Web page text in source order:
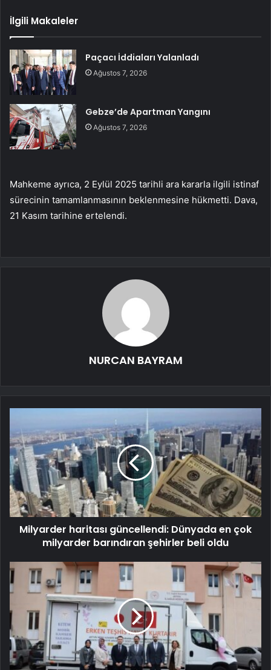
İlgili Makaleler
Paçacı İddiaları Yalanladı
Ağustos 7, 2026
Gebze’de Apartman Yangını
Ağustos 7, 2026
Mahkeme ayrıca, 2 Eylül 2025 tarihli ara kararla ilgili istinaf
sürecinin tamamlanmasının beklenmesine hükmetti. Dava,
21 Kasım tarihine ertelendi.
NURCAN BAYRAM
Milyarder haritası güncellendi: Dünyada en çok
milyarder barındıran şehirler beli oldu